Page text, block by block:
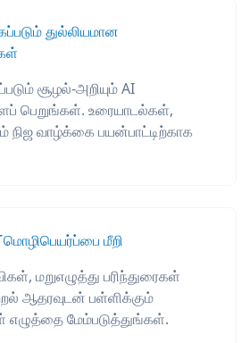
துல்லியமான
சூழல்-அறியும் AI
பெறுங்கள். உரையாடல்கள்,
வாழ்க்கை பயன்பாட்டிற்காக
மொழிபெயர்ப்பை மீறி
மறுஎழுத்து பரிந்துரைகள்
ஆதரவுடன் பள்ளிக்கும்
மேம்படுத்துங்கள்.